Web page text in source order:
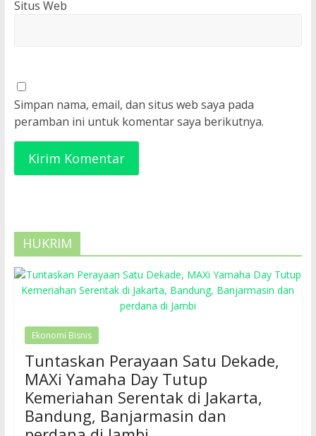
Situs Web
Simpan nama, email, dan situs web saya pada
peramban ini untuk komentar saya berikutnya.
HUKRIM
Ekonomi Bisnis
Tuntaskan Perayaan Satu Dekade,
MAXi Yamaha Day Tutup
Kemeriahan Serentak di Jakarta,
Bandung, Banjarmasin dan